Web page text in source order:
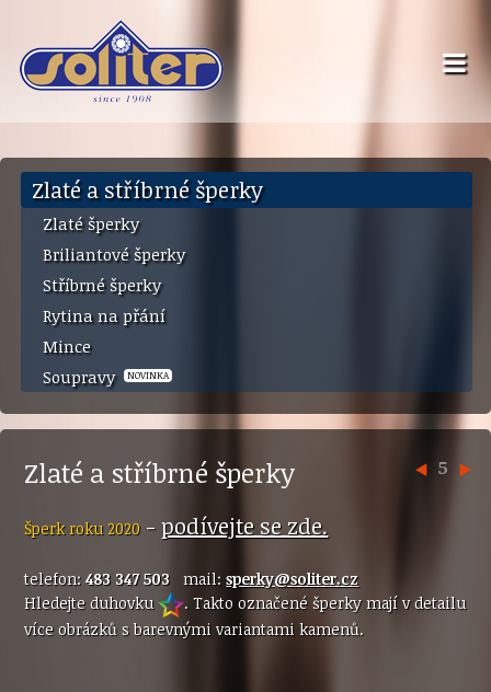
Zlaté a stříbrné šperky
Zlaté šperky
Briliantové šperky
Stříbrné šperky
Rytina na přání
Mince
Soupravy
NOVINKA
Zlaté a stříbrné šperky 5
Šperk roku 2020 -podívejte se zde.
telefon:483 347 503 mail:sperky@soliter.cz
Hledejte duhovku
. Takto označené šperky mají v detailu
více obrázků s barevnými variantami kamenů.